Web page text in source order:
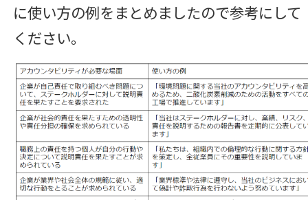
に使い方の例をまとめましたので参考にして
ください。